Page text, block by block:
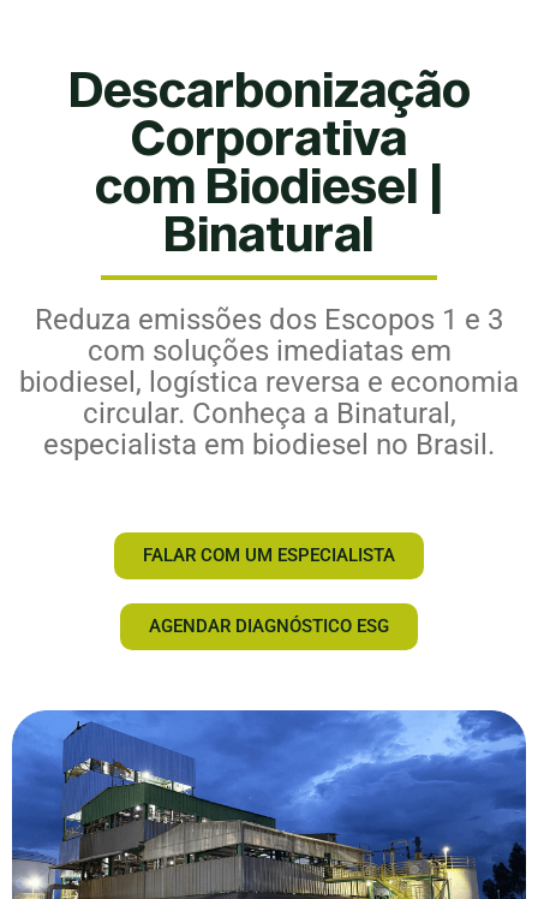
Descarbonização
Corporativa
com Biodiesel |
Binatural
Reduza emissões dos Escopos 1 e 3
com soluções imediatas em
biodiesel, logística reversa e economia
circular. Conheça a Binatural,
especialista em biodiesel no Brasil.
FALAR COM UM ESPECIALISTA
AGENDAR DIAGNÓSTICO ESG